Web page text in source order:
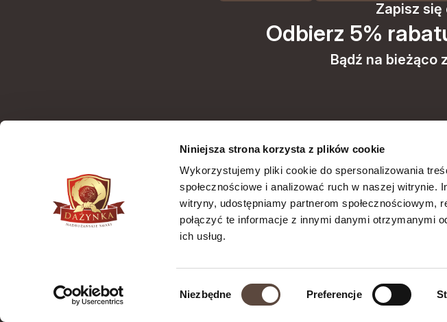
Niniejsza strona korzysta z plików cookie
Wykorzystujemy pliki cookie do spersonalizowania
społecznościowe i analizować ruch w naszej
witryny, udostępniamy partnerom społecznościowym,
połączyć te informacje z innymi danymi otrzymanymi
ich usług.
Niezbędne Preferencje
Zapisz się
Odbierz 5%
Bądź na bieżąco
Wyrażam zgodę na przetwarzanie moich danych
(adres e-mail) na potrzeby wysyłki newslettera z informacją
handlową (marketing). Więcej w polityce